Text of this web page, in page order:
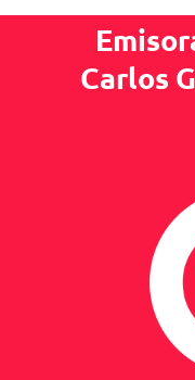
Carlos